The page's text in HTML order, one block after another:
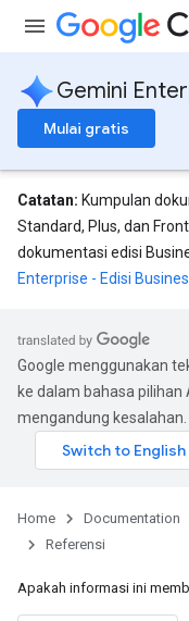
Gemini
Mulai gratis
Catatan: Kumpulan
Standard, Plus, dan
dokumentasi edisi
Enterprise - Edisi
Google menggunakan
ke dalam bahasa
mengandung kesalahan.
Home Documentation
Referensi
Apakah informasi ini